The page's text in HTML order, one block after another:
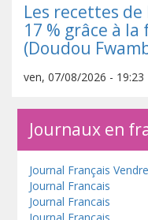
Les recettes de
17 % grâce à
(Doudou
ven, 07/08/2026 - 19:23
Journaux en
Journal Français
Journal Francais
Journal Francais